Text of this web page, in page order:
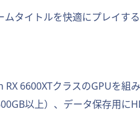
タイトルを快適にプレイす
6600XTクラスのGPUを組
以上）、データ保存用に